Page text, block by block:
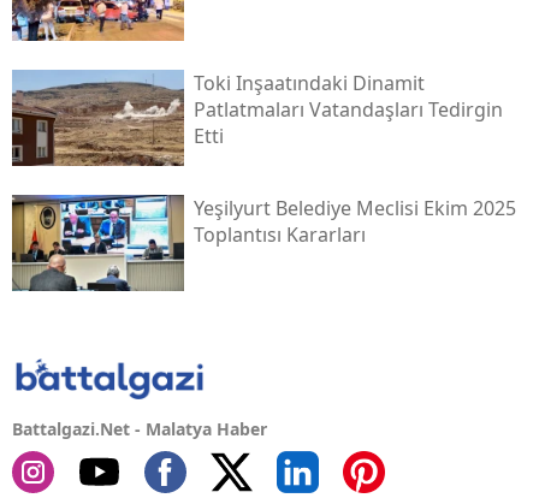
Toki̇ Inşaatındaki Dinamit
Patlatmaları Vatandaşları Tedirgin
Etti
Yeşilyurt Belediye Meclisi Ekim 2025
Toplantısı Kararları
Battalgazi.Net - Malatya Haber